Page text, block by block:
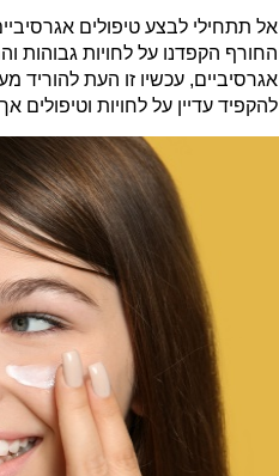
אל תתחילי לבצע טיפולים
החורף הקפדנו על לחויות גבוהות
אגרסיביים, עכשיו זו העת להוריד
להקפיד עדיין על לחויות וטיפולים